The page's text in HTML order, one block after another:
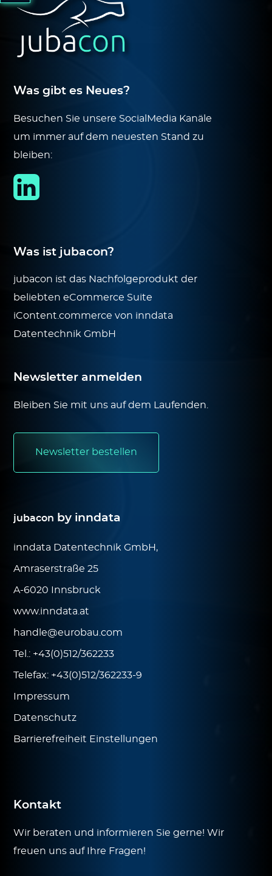
Was gibt es Neues?
Besuchen Sie unsere SocialMedia Kanäle
um immer auf dem neuesten Stand zu
bleiben:
Was ist jubacon?
jubacon ist das Nachfolgeprodukt der
beliebten eCommerce Suite
iContent.commerce von inndata
Datentechnik GmbH
Newsletter anmelden
Bleiben Sie mit uns auf dem Laufenden.
Newsletter bestellen
jubacon by inndata
inndata Datentechnik GmbH,
Amraserstraße 25
A-6020 Innsbruck
www.inndata.at
handle@eurobau.com
Tel.: +43(0)512/362233
Telefax: +43(0)512/362233-9
Impressum
Datenschutz
Barrierefreiheit Einstellungen
Kontakt
Wir beraten und informieren Sie gerne! Wir
freuen uns auf Ihre Fragen!